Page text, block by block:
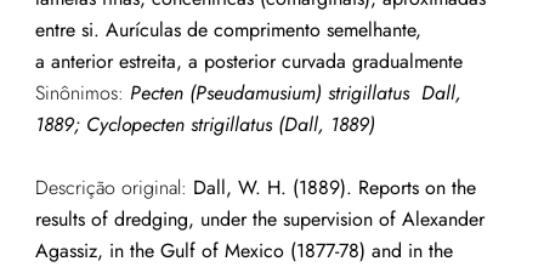
entre si. Aurículas de comprimento semelhante,
a anterior estreita, a posterior curvada gradualmente
Sinônimos: Pecten (Pseudamusium) strigillatus Dall,
1889; Cyclopecten strigillatus (Dall, 1889)
Descrição original: Dall, W. H. (1889). Reports on the
results of dredging, under the supervision of Alexander
Agassiz, in the Gulf of Mexico (1877-78) and in the